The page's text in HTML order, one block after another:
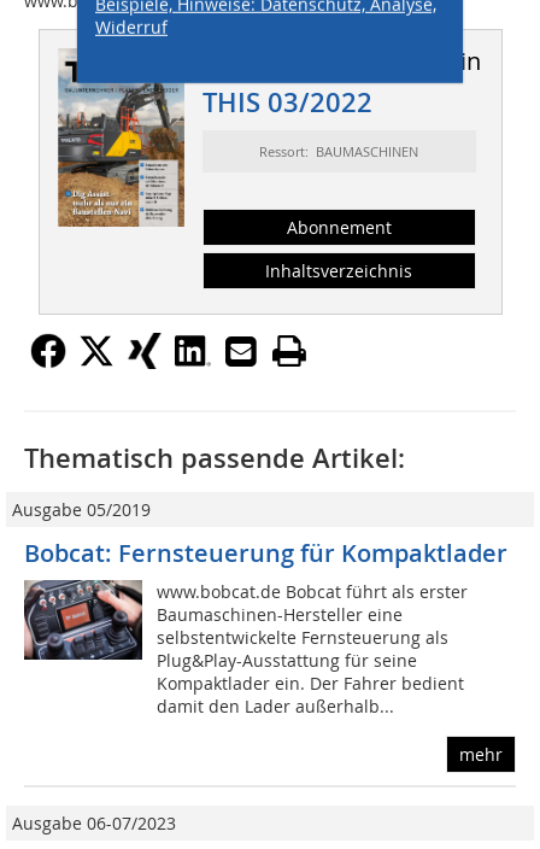
Dieser Artikel erschien in
THIS 03/2022
Ressort: BAUMASCHINEN
Abonnement
Inhaltsverzeichnis
Widerruf
Thematisch passende Artikel:
Ausgabe 05/2019
Bobcat: Fernsteuerung für Kompaktlader
www.bobcat.de Bobcat führt als erster
Baumaschinen-Hersteller eine
selbstentwickelte Fernsteuerung als
Plug&Play-Ausstattung für seine
Kompaktlader ein. Der Fahrer bedient
damit den Lader außerhalb...
mehr
Ausgabe 06-07/2023